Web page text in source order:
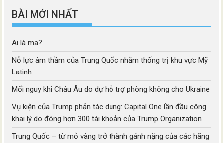
BÀI MỚI NHẤT
Ai là ma?
Nỗ lực âm thầm của Trung Quốc nhằm thống trị khu vực Mỹ
Latinh
Mối nguy khi Châu Âu do dự hỗ trợ phòng không cho Ukraine
Vụ kiện của Trump phản tác dụng: Capital One lần đầu công
khai lý do đóng hơn 300 tài khoản của Trump Organization
Trung Quốc – từ mỏ vàng trở thành gánh nặng của các hãng